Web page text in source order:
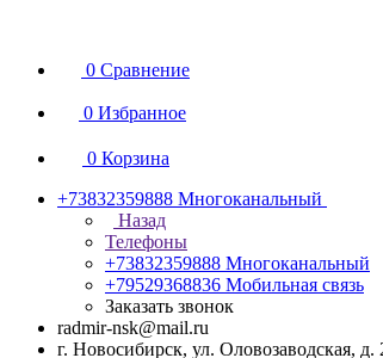
0 Сравнение
0 Избранное
0 Корзина
+73832359888 Многоканальный
Назад
Телефоны
+73832359888 Многоканальный
+79529368836 Мобильная связь
Заказать звонок
radmir-nsk@mail.ru
г. Новосибирск, ул. Оловозаводская, д.